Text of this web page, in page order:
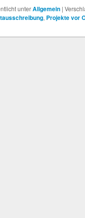
unterAllgemein |
, Projekte vor